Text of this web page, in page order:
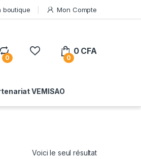
boutique Mon Compte
0 0
0 CFA
VEMISAO
Voici le seul résultat